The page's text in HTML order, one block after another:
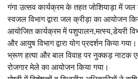
गंगा उत्सव कार्यक्रम के तहत जोशियाड़ा में जल
स्वजल विभाग द्वारा जल क्रीड़ा का आयोजन
आयोजित कार्यक्रम में पशुपालन,मत्स्य,डेयरी
और आयुष विभाग द्वारा योग प्रदर्शन किया गया।
भ्रूण हत्या और बाल विवाह पर नुक्कड़ नाटक एवं
रोजगार मेले का आयोजन किया गया।